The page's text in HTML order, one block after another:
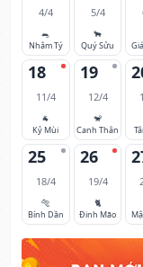
4/4
🐀
Nhâm Tý
5/4
🐂
Quý Sửu
18
11/4
🐐
Kỷ Mùi
19
12/4
🐒
Canh Thân
25
18/4
🐅
Bính Dần
26
19/4
🐈
Đinh Mão